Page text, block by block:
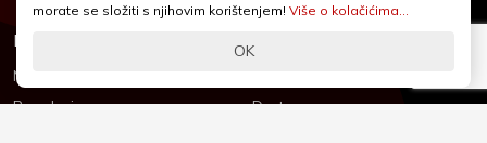
Informacije
Novosti & Promocije
Brandovi
Podrška
Dostava
morate se složiti s njihovim korištenjem! Više o kolačićima...
OK